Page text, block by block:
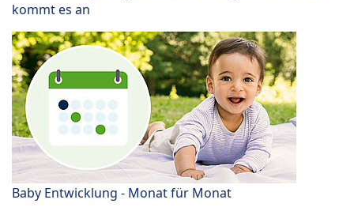
kommt es an
Baby Entwicklung - Monat für Monat